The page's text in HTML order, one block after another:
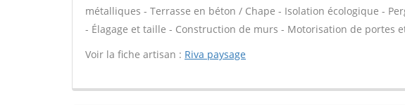
métalliques - Terrasse en béton / Chape - Isolation écologique -
- Élagage et taille - Construction de murs - Motorisation de portes
Voir la fiche artisan : Riva paysage